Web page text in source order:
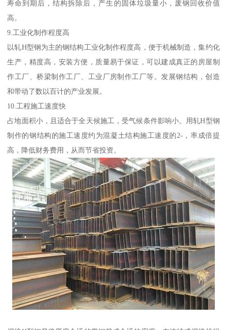
寿命到期后，结构拆除后，产生的固体垃圾量小，废钢回收价值
高。
9.工业化制作程度高
以轧H型钢为主的钢结构工业化制作程度高，便于机械制造，集约化
生产，精度高，安装方便，质量易于保证，可以建成真正的房屋制
作工厂、桥梁制作工厂、工业厂房制作工厂等。发展钢结构，创造
和带动了数以百计的产业发展。
10.工程施工速度快
占地面积小，且适合于全天候施工，受气候条件影响小。用轧H型钢
制作的钢结构的施工速度约为混凝土结构施工速度的2-，率成倍提
高，降低财务费用，从而节省投资。